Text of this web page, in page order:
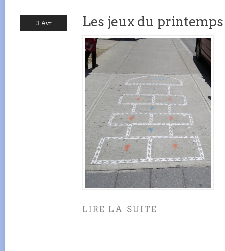
3 Avr Les jeux du printemps
LIRE LA SUITE